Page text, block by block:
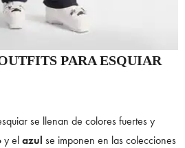
PARA ESQUIAR
se llenan de colores fuertes y
y elazul se imponen en las colecciones